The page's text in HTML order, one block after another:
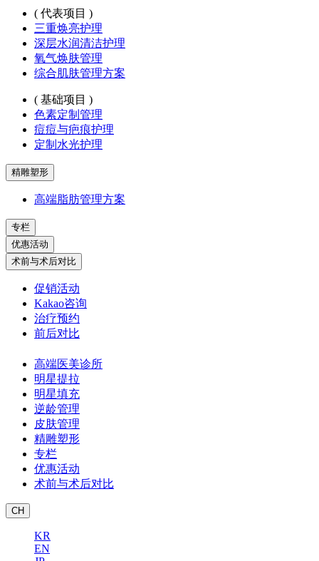
( 代表项目 )
三重焕亮护理
深层水润清洁护理
氧气焕肤管理
综合肌肤管理方案
( 基础项目 )
色素定制管理
痘痘与疤痕护理
定制水光护理
精雕塑形
高端脂肪管理方案
专栏
优惠活动
术前与术后对比
促销活动
Kakao咨询
治疗预约
前后对比
高端医美诊所
明星提拉
明星填充
逆龄管理
皮肤管理
精雕塑形
专栏
优惠活动
术前与术后对比
CH
KR
EN